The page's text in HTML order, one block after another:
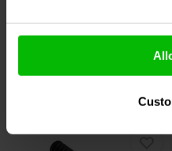
Was ist in der Box?
1 x Externe Antenne
Andere Kunden kauften auch